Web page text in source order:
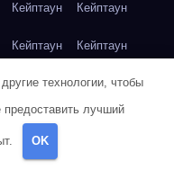
Кейптаун Кейптаун
Кейптаун Кейптаун
Кейптаун Кейптаун
Кейптаун
Клубника
технологии, чтобы
предоставить лучший
OK